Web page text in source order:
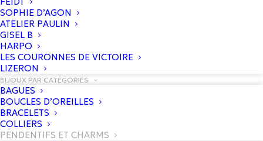
SOPHIE D’AGON
ATELIER PAULIN
GISEL B
HARPO
LES COURONNES DE VICTOIRE
LIZERON
BIJOUX PAR CATÉGORIES
BAGUES
BOUCLES D’OREILLES
BRACELETS
COLLIERS
PENDENTIFS ET CHARMS